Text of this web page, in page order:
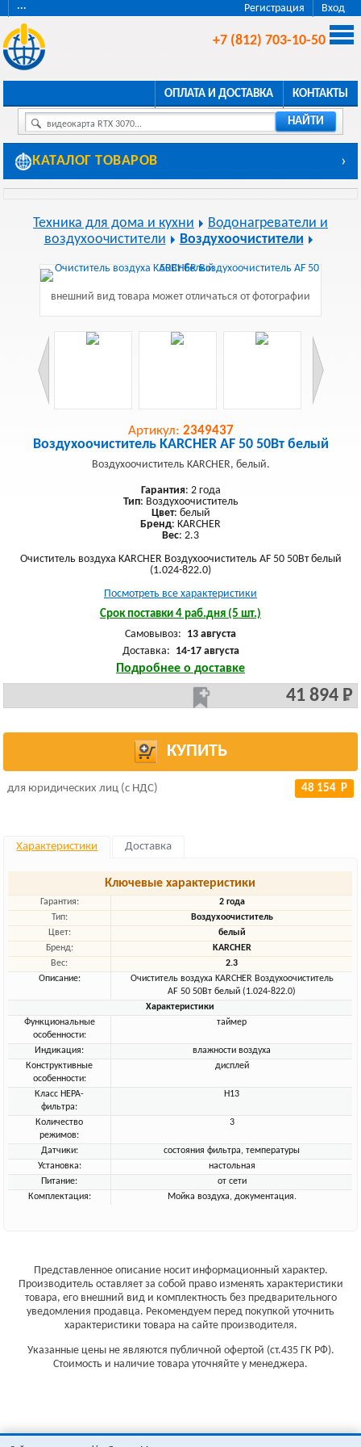
Регистрация Вход
···
+7 (812) 703-10-50
ОПЛАТА И ДОСТАВКА КОНТАКТЫ
видеокарта RTX 3070... НАЙТИ
КАТАЛОГ ТОВАРОВ ›
Техника для дома и кухни
Водонагреватели и
воздухоочистители
Воздухоочистители
внешний вид товара может отличаться от фотографии
Артикул: 2349437
Воздухоочиститель KARCHER AF 50 50Вт белый
Воздухоочиститель KARCHER, белый.
Гарантия: 2 года
Тип: Воздухоочиститель
Цвет: белый
Бренд: KARCHER
Вес: 2.3
Очиститель воздуха KARCHER Воздухоочиститель AF 50 50Вт белый
(1.024-822.0)
Посмотреть все характеристики
Срок поставки 4 раб.дня (5 шт.)
Самовывоз: 13 августа
Доставка: 14-17 августа
Подробнее о доставке
41 894 Р
КУПИТЬ
для юридических лиц (с НДС) 48 154 Р
Характеристики Доставка
Ключевые характеристики
Гарантия:
2 года
Тип:
Воздухоочиститель
Цвет:
белый
Бренд:
KARCHER
Вес:
2.3
Описание:
Очиститель воздуха KARCHER Воздухоочиститель
AF 50 50Вт белый (1.024-822.0)
Характеристики
Функциональные
особенности:
таймер
Индикация:
влажности воздуха
Конструктивные
особенности:
дисплей
Класс HEPA-
фильтра:
H13
Количество
режимов:
3
Датчики:
состояния фильтра, температуры
Установка:
настольная
Питание:
от сети
Комплектация:
Мойка воздуха, документация.
Представленное описание носит информационный характер.
Производитель оставляет за собой право изменять характеристики
товара, его внешний вид и комплектность без предварительного
уведомления продавца. Рекомендуем перед покупкой уточнить
характеристики товара на сайте производителя.
Указанные цены не являются публичной офертой (ст.435 ГК РФ).
Стоимость и наличие товара уточняйте у менеджера.